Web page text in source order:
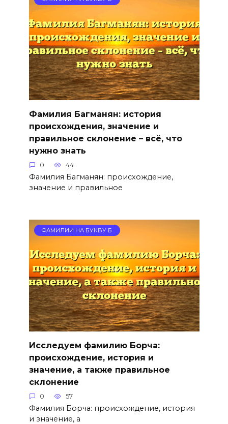
Фамилия Багманян: история
происхождения, значение и
правильное склонение – всё, что
нужно знать
0 44
Фамилия Багманян: происхождение,
значение и правильное
ФАМИЛИИ НА БУКВУ Б
Исследуем фамилию Борча:
происхождение, история и
значение, а также правильное
склонение
0 57
Фамилия Борча: происхождение, история
и значение, а